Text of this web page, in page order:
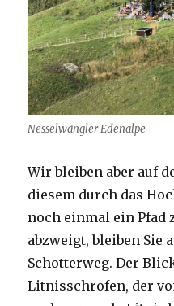
Nesselwängler Edenalpe
Wir bleiben aber auf
diesem durch das
noch einmal ein
abzweigt, bleiben Sie
Schotterweg. Der
Litnisschrofen, der